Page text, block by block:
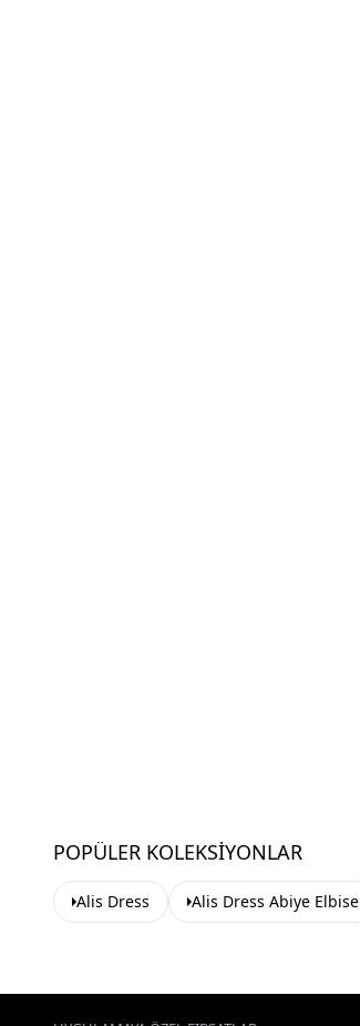
POPÜLER KOLEKSIYONLAR
Alis Dress Alis Dress Abiye Elbise